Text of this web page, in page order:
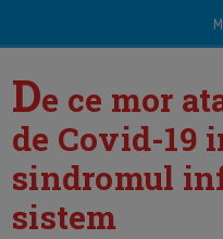
De ce mor
de Covid-19
sindromul
sistem